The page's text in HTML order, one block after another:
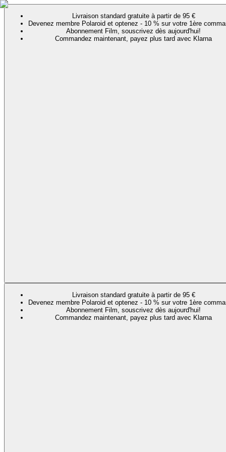
Livraison standard gratuite à partir de 95 €
Devenez membre Polaroid et optenez - 10 % sur votre 1ère
Abonnement Film, souscrivez dès aujourd'hui!
Commandez maintenant, payez plus tard avec Klarna
Livraison standard gratuite à partir de 95 €
Devenez membre Polaroid et optenez - 10 % sur votre 1ère
Abonnement Film, souscrivez dès aujourd'hui!
Commandez maintenant, payez plus tard avec Klarna